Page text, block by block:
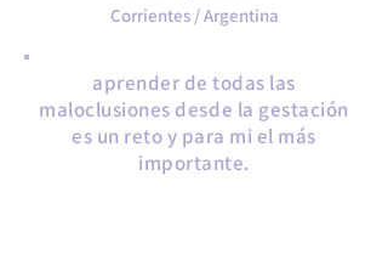
Corrientes / Argentina
aprender de todas las
maloclusiones desde la gestación
es un reto y para mi el más
importante.